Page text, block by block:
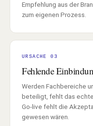
Empfehlung aus der
zum eigenen Prozess.
URSACHE 03
Fehlende
Werden Fachbereiche
beteiligt, fehlt das
Go-live fehlt die
gewesen wären.